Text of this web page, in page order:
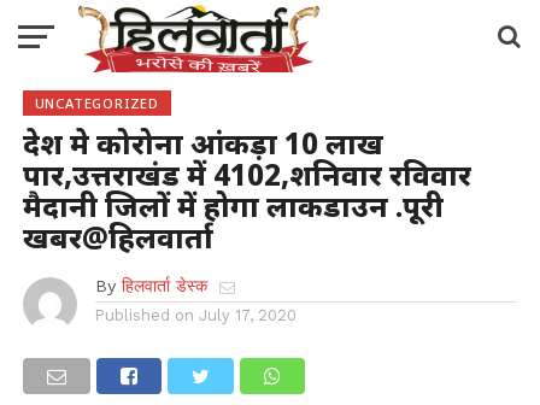
UNCATEGORIZED
देश मे कोरोना आंकड़ा 10 लाख
पार,उत्तराखंड में 4102,शनिवार रविवार
मैदानी जिलों में होगा लाकडाउन .पूरी
खबर@हिलवार्ता
By हिलवार्ता डेस्क
Published on July 17, 2020